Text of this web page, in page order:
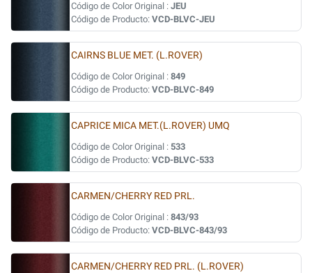
Código de Color Original : JEU
Código de Producto: VCD-BLVC-JEU
CAIRNS BLUE MET. (L.ROVER)
Código de Color Original : 849
Código de Producto: VCD-BLVC-849
CAPRICE MICA MET.(L.ROVER) UMQ
Código de Color Original : 533
Código de Producto: VCD-BLVC-533
CARMEN/CHERRY RED PRL.
Código de Color Original : 843/93
Código de Producto: VCD-BLVC-843/93
CARMEN/CHERRY RED PRL. (L.ROVER)